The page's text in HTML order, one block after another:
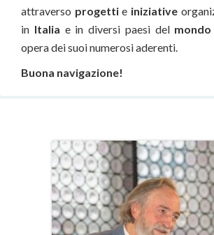
attraverso progettie iniziative
in Italia e in diversi paesi del
opera dei suoi numerosi aderenti.
Buona navigazione!